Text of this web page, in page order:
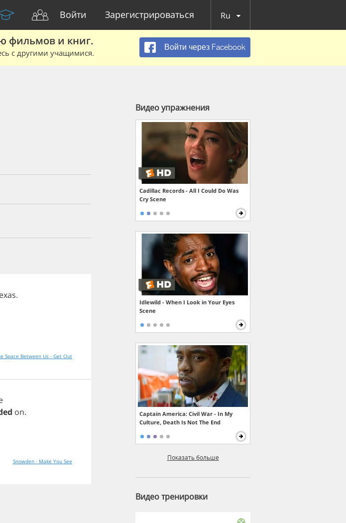
Войти Зарегистрироваться Ru
фильмов и книг.
с другими учащимися.
Войти через Facebook
.
Space Between Us - Get Out
on.
Snowden - Make You See
Видео упражнения
Cadillac Records - All I Could Do Was
Cry Scene
Idlewild - When I Look in Your Eyes
Scene
Captain America: Civil War - In My
Culture, Death Is Not The End
Показать больше
Видео тренировки